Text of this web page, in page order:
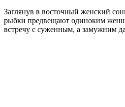
Заглянув в восточный женский
рыбки предвещают одиноким
встречу с суженным, а замужним